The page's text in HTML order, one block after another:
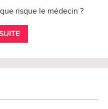
risque le médecin ?